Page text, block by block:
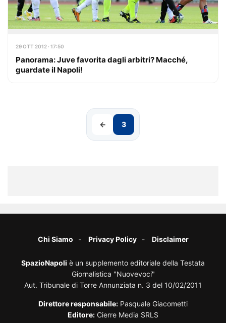
29 OTT 2012 · 17:50
Panorama: Juve favorita dagli arbitri? Macché,
guardate il Napoli!
← 3
Chi Siamo Privacy Policy Disclaimer
SpazioNapoli è un supplemento editoriale della Testata
Giornalistica "Nuovevoci"
Aut. Tribunale di Torre Annunziata n. 3 del 10/02/2011
Direttore responsabile: Pasquale Giacometti
Editore: Cierre Media SRLS